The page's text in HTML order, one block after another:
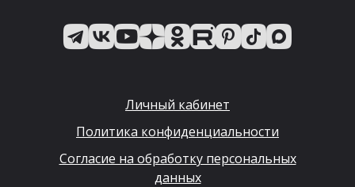
Личный кабинет
Политика конфиденциальности
Согласие на обработку персональных
данных